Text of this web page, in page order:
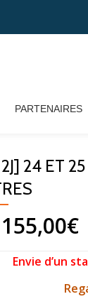
PARTENAIRES
24 ET
155,00€
Envie d’un